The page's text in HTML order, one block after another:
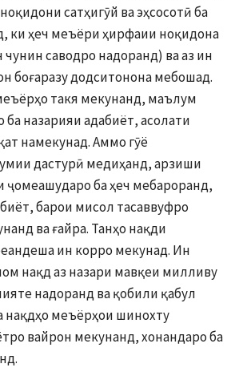
сатҳигӯй ва эҳсосотӣ ба
ки ҳеч меъёри ҳирфаии ноқидона
саводро надоранд) ва аз ин
боғаразу додситонона мебошад.
такя мекунанд, маълум
ба назарияи адабиёт, асолати
намекунад. Аммо гӯё
дастурӣ медиҳанд, арзиши
ҷомеашударо ба ҳеч мебароранд,
барои мисол тасаввуфро
ва ғайра. Танҳо нақди
ин корро мекунад. Ин
нақд аз назари мавқеи милливу
надоранд ва қобили қабул
нақдҳо меъёрҳои шинохту
вайрон мекунанд, хонандаро ба